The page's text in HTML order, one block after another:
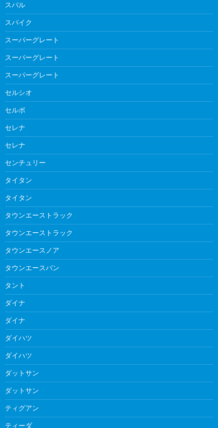
スバル
スパイク
スーパーグレート
スーパーグレート
スーパーグレート
セルシオ
セルボ
セレナ
セレナ
センチュリー
タイタン
タイタン
タウンエーストラック
タウンエーストラック
タウンエースノア
タウンエースバン
タント
ダイナ
ダイナ
ダイハツ
ダイハツ
ダットサン
ダットサン
ティグアン
ティーダ